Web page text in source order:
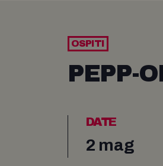
OSPITI
PEPP-
DATE
2 mag